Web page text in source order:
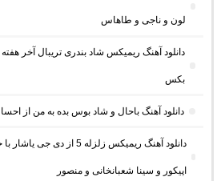
لون و ناجی و طاهاس
دانلود آهنگ ریمیکس شاد بندری تریبال آخر
بکس
دانلود آهنگ باحال و شاد بوس بده به من از
دانلود آهنگ ریمیکس زلزله 5
اپیکور و سینا شعبانخانی و منصور